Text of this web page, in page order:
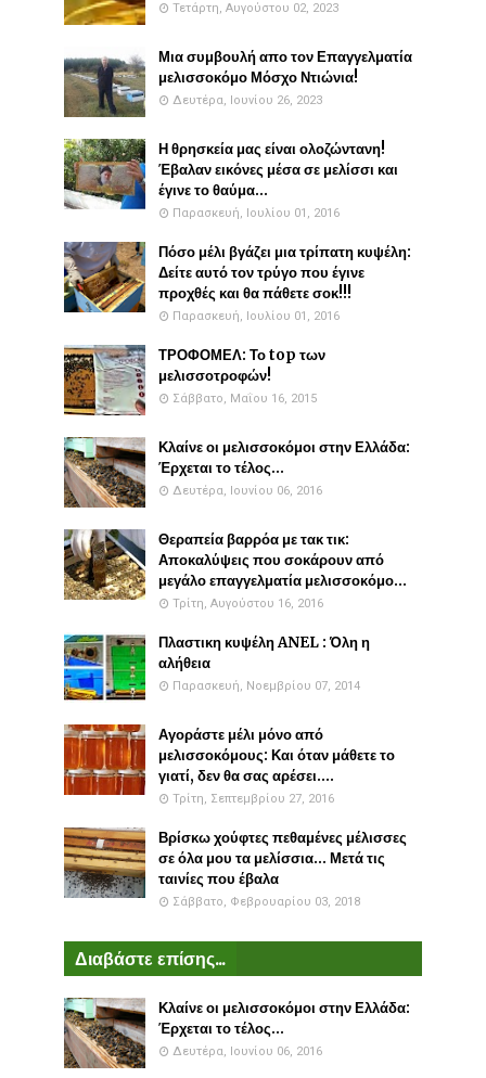
Τετάρτη, Αυγούστου 02, 2023
Μια συμβουλή απο τον Επαγγελματία
μελισσοκόμο Μόσχο Ντιώνια!
Δευτέρα, Ιουνίου 26, 2023
Η θρησκεία μας είναι ολοζώντανη!
Έβαλαν εικόνες μέσα σε μελίσσι και
έγινε το θαύμα...
Παρασκευή, Ιουλίου 01, 2016
Πόσο μέλι βγάζει μια τρίπατη κυψέλη:
Δείτε αυτό τον τρύγο που έγινε
προχθές και θα πάθετε σοκ!!!
Παρασκευή, Ιουλίου 01, 2016
ΤΡΟΦΟΜΕΛ: Το top των
μελισσοτροφών!
Σάββατο, Μαΐου 16, 2015
Κλαίνε οι μελισσοκόμοι στην Ελλάδα:
Έρχεται το τέλος...
Δευτέρα, Ιουνίου 06, 2016
Θεραπεία βαρρόα με τακ τικ:
Αποκαλύψεις που σοκάρουν από
μεγάλο επαγγελματία μελισσοκόμο...
Τρίτη, Αυγούστου 16, 2016
Πλαστικη κυψέλη ANEL : Όλη η
αλήθεια
Παρασκευή, Νοεμβρίου 07, 2014
Αγοράστε μέλι μόνο από
μελισσοκόμους: Και όταν μάθετε το
γιατί, δεν θα σας αρέσει....
Τρίτη, Σεπτεμβρίου 27, 2016
Βρίσκω χούφτες πεθαμένες μέλισσες
σε όλα μου τα μελίσσια... Μετά τις
ταινίες που έβαλα
Σάββατο, Φεβρουαρίου 03, 2018
Διαβάστε επίσης...
Κλαίνε οι μελισσοκόμοι στην Ελλάδα:
Έρχεται το τέλος...
Δευτέρα, Ιουνίου 06, 2016